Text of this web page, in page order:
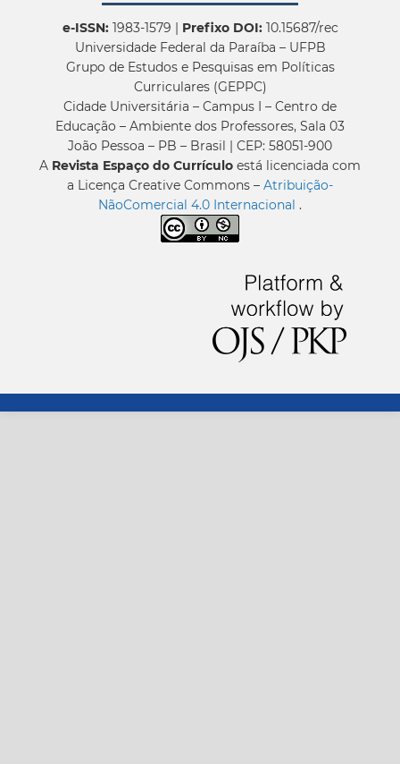
e-ISSN:1983-1579 | Prefixo DOI:10.15687/rec
Universidade Federal da Paraíba – UFPB
Grupo de Estudos e Pesquisas em Políticas
Curriculares (GEPPC)
Cidade Universitária – Campus I – Centro de
Educação – Ambiente dos Professores, Sala 03
João Pessoa – PB – Brasil | CEP: 58051-900
A Revista Espaço do Currículo está licenciada com
a Licença Creative Commons – Atribuição-
NãoComercial 4.0 Internacional .